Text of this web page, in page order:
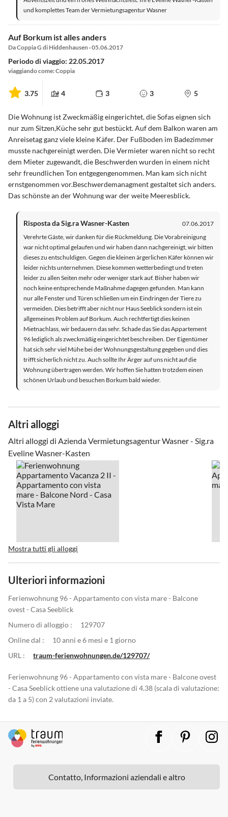
und komplettes Team der Vermietungsagentur Wasner
Auf Borkum ist alles anders
Da Coppia G di Hiddenhausen · 05.06.2017
Periodo di viaggio: 22.05.2017
viaggiando come: Coppia
3.75 4 3 3 5
Die Wohnung ist Zweckmäßig eingerichtet, die Sofas eignen sich
nur zum Sitzen,Küche sehr gut bestückt. Auf dem Balkon waren am
Anreisetag ganz viele kleine Käfer. Der Fußboden im Badezimmer
musste nachgereinigt werden. Die Vermieter waren nicht so recht
dem Mieter zugewandt, die Beschwerden wurden in einem nicht
sehr freundlichen Ton entgegengenommen. Man kam sich nicht
ernstgenommen vor.Beschwerdemanagment gestaltet sich anders.
Das schönste an der Wohnung war der weite Meeresblick.
Risposta da Sig.ra Wasner-Kasten
07.06.2017
Verehrte Gäste, wir danken für die Rückmeldung. Die Vorabreinigung
war nicht optimal gelaufen und wir haben dann nachgereinigt, wir bitten
dieses zu entschuldigen. Gegen die kleinen ärgerlichen Käfer können wir
leider nichts unternehmen. Diese kommen wetterbedingt und treten
leider zu allen Seiten mehr oder weniger stark auf. Bisher haben wir
noch keine entsprechende Maßnahme dagegen gefunden. Man kann
nur alle Fenster und Türen schließen um ein Eindringen der Tiere zu
vermeiden. Dies betrifft aber nicht nur Haus Seeblick sondern ist ein
allgemeines Problem auf Borkum. Auch rechtfertigt dies keinen
Mietnachlass, wir bedauern das sehr. Schade das Sie das Appartement
96 lediglich als zweckmäßig eingerichtet beschreiben. Der Eigentümer
hat sich sehr viel Mühe bei der Wohnungsgestaltung gegeben und dies
trifft sicherlich nicht zu. Auch sollte Ihr Ärger auf uns nicht auf die
Wohnung übertragen werden. Wir hoffen Sie hatten trotzdem einen
schönen Urlaub und besuchen Borkum bald wieder.
Altri alloggi
Altri alloggi di Azienda Vermietungsagentur Wasner - Sig.ra
Eveline Wasner-Kasten
Mostra tutti gli alloggi
Ulteriori informazioni
Ferienwohnung 96 - Appartamento con vista mare - Balcone
ovest - Casa Seeblick
Numero di alloggio :
129707
Online dal :
10 anni e 6 mesi e 1 giorno
URL :
traum-ferienwohnungen.de/129707/
Ferienwohnung 96 - Appartamento con vista mare - Balcone ovest
- Casa Seeblick ottiene una valutazione di 4.38 (scala di valutazione:
da 1 a 5) con 2 valutazioni inviate.
Contatto, Informazioni aziendali e altro